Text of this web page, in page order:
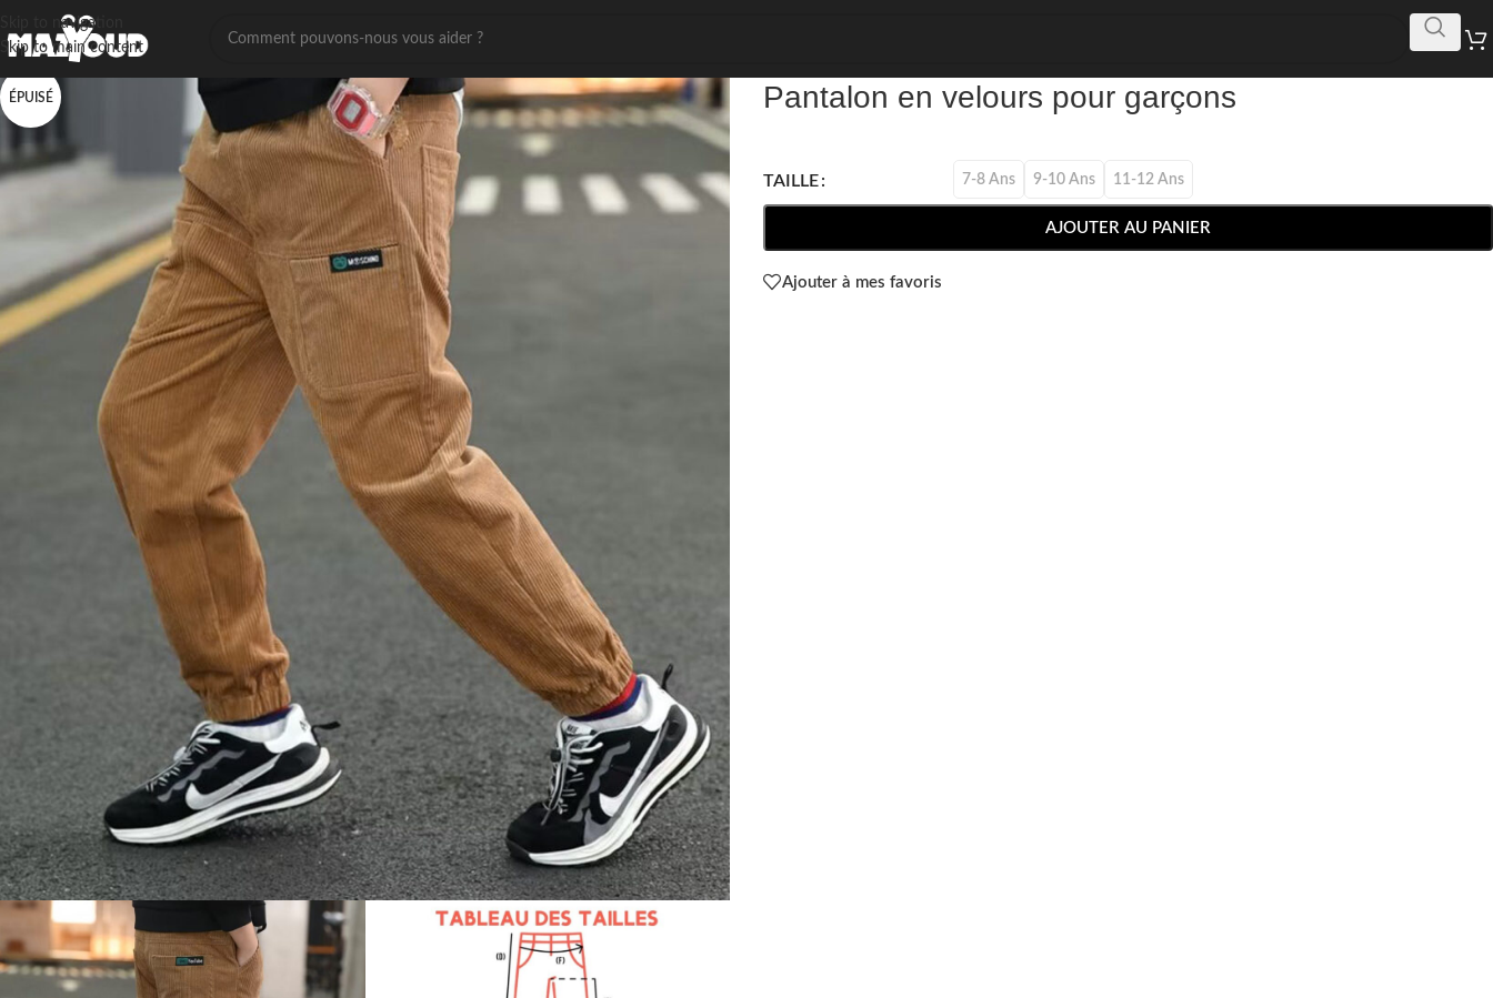
Skip to navigation
Skip to main content
ÉPUISÉ Pantalon en velours pour garçons
TAILLE 7-8 Ans 9-10 Ans 11-12 Ans
AJOUTER AU PANIER
Ajouter à mes favoris